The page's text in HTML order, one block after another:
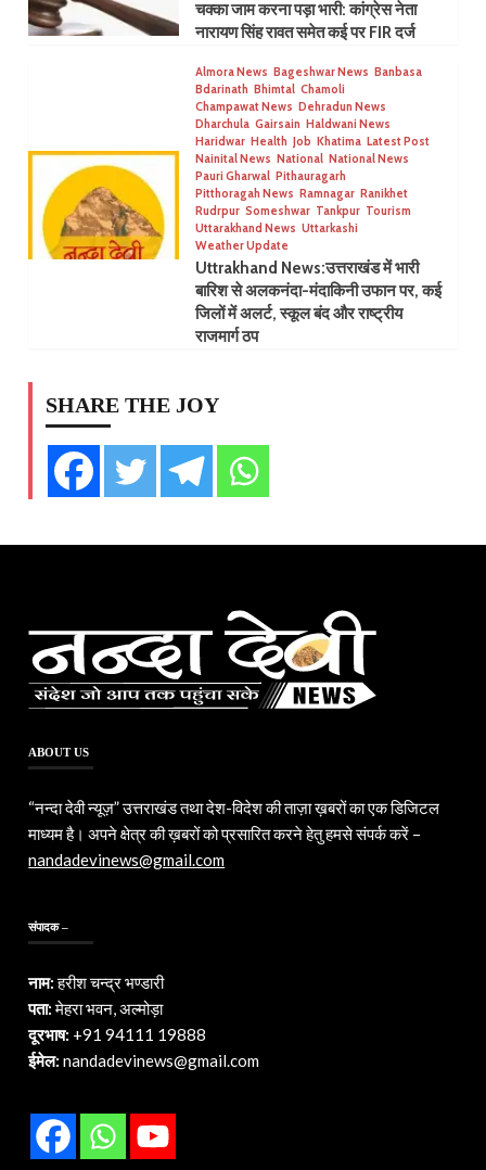
चक्का जाम करना पड़ा भारी: कांग्रेस नेता
नारायण सिंह रावत समेत कई पर FIR दर्ज
Almora News Bageshwar News Banbasa
Bdarinath Bhimtal Chamoli
Champawat News Dehradun News
Dharchula Gairsain Haldwani News
Haridwar Health Job Khatima Latest Post
Nainital News National National News
Pauri Gharwal Pithauragarh
Pitthoragah News Ramnagar Ranikhet
Rudrpur Someshwar Tankpur Tourism
Uttarakhand News Uttarkashi
Weather Update
Uttrakhand News:उत्तराखंड में भारी
बारिश से अलकनंदा-मंदाकिनी उफान पर, कई
जिलों में अलर्ट, स्कूल बंद और राष्ट्रीय
राजमार्ग ठप
SHARE THE JOY
ABOUT US
“नन्दा देवी न्यूज़” उत्तराखंड तथा देश-विदेश की ताज़ा ख़बरों का एक डिजिटल
माध्यम है। अपने क्षेत्र की ख़बरों को प्रसारित करने हेतु हमसे संपर्क करें –
nandadevinews@gmail.com
संपादक –
नाम:हरीश चन्द्र भण्डारी
पता:मेहरा भवन, अल्मोड़ा
दूरभाष: +91 94111 19888
ईमेल:nandadevinews@gmail.com